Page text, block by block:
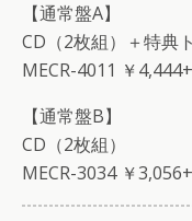
【通常盤A】
CD（2枚組）＋特典
MECR-4011 ￥
【通常盤B】
CD（2枚組）
MECR-3034 ￥